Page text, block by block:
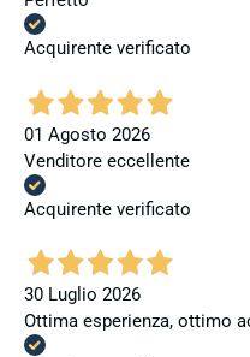
Acquirente verificato
01 Agosto 2026
Venditore eccellente
Acquirente verificato
30 Luglio 2026
Ottima esperienza, ottimo